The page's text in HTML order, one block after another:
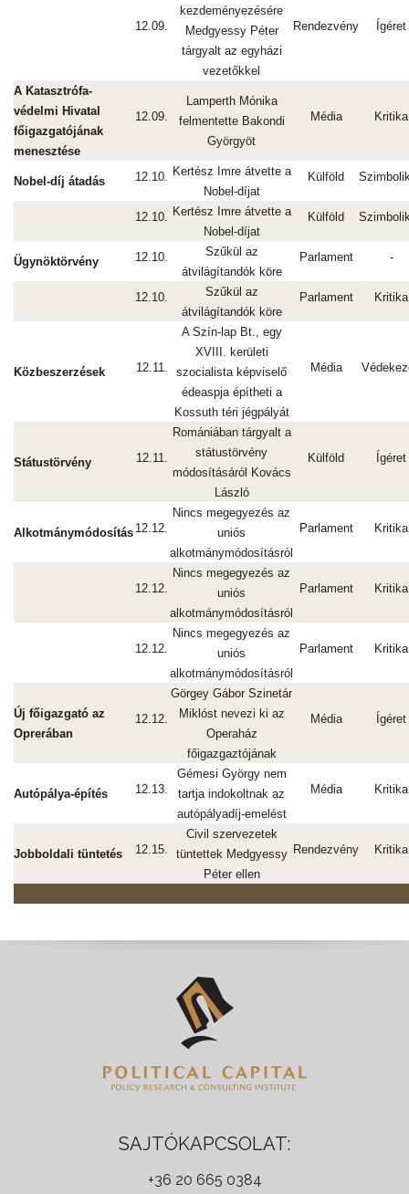
12.09.
kezdeményezésére
Medgyessy Péter
tárgyalt az egyházi
vezetőkkel
Rendezvény Ígéret
A Katasztrófa-
védelmi Hivatal
főigazgatójának
menesztése
12.09.
Lamperth Mónika
felmentette Bakondi
Györgyöt
Média Kritika
Nobel-díj átadás 12.10. Kertész Imre átvette a
Nobel-díjat
Külföld
12.10. Kertész Imre átvette a
Nobel-díjat
Külföld
Ügynöktörvény 12.10.
Szűkül az
átvilágítandók köre
Parlament -
12.10.
Szűkül az
átvilágítandók köre
Parlament Kritika
Közbeszerzések 12.11.
A Szín-lap Bt., egy
XVIII. kerületi
szocialista képviselő
édeaspja építheti a
Kossuth téri jégpályát
Média
Státustörvény 12.11.
Romániában tárgyalt a
státustörvény
módosításáról Kovács
László
Külföld Ígéret
Alkotmánymódosítás 12.12.
Nincs megegyezés az
uniós
alkotmánymódosításról
Parlament Kritika
12.12.
Nincs megegyezés az
uniós
alkotmánymódosításról
Parlament Kritika
12.12.
Nincs megegyezés az
uniós
alkotmánymódosításról
Parlament Kritika
Új főigazgató az
Oprerában
12.12.
Görgey Gábor Szinetár
Miklóst nevezi ki az
Operaház
főigazgaztójának
Média Ígéret
Autópálya-építés 12.13.
Gémesi György nem
tartja indokoltnak az
autópályadíj-emelést
Média Kritika
Jobboldali tüntetés 12.15.
Civil szervezetek
tüntettek Medgyessy
Péter ellen
Rendezvény Kritika
SAJTÓKAPCSOLAT:
+36 20 665 0384